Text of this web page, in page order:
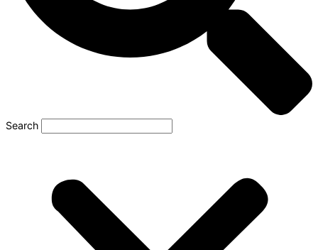
Search